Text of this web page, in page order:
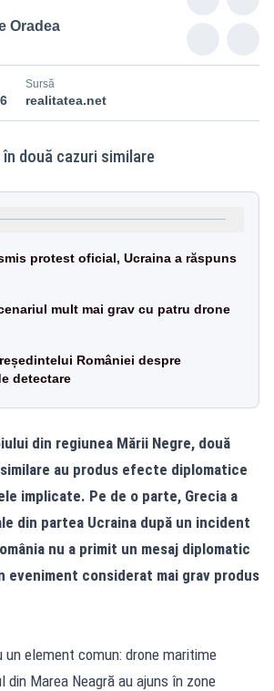
Oradea
Sursă
realitatea.net
două cazuri similare
protest oficial, Ucraina a răspuns
mult mai grav cu patru drone
României despre
detectare
din regiunea Mării Negre, două
au produs efecte diplomatice
implicate. Pe de o parte, Grecia a
din partea Ucraina după un incident
nu a primit un mesaj diplomatic
eveniment considerat mai grav produs
un element comun: drone maritime
Marea Neagră au ajuns în zone